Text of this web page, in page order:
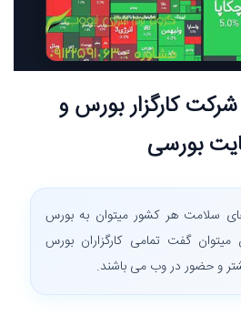
کارگزار بورس و
بورسی
سلامت هر کشور میتوان به بورس
گفت تمامی کارگزاران بورس
و حضور در وب می باشند.